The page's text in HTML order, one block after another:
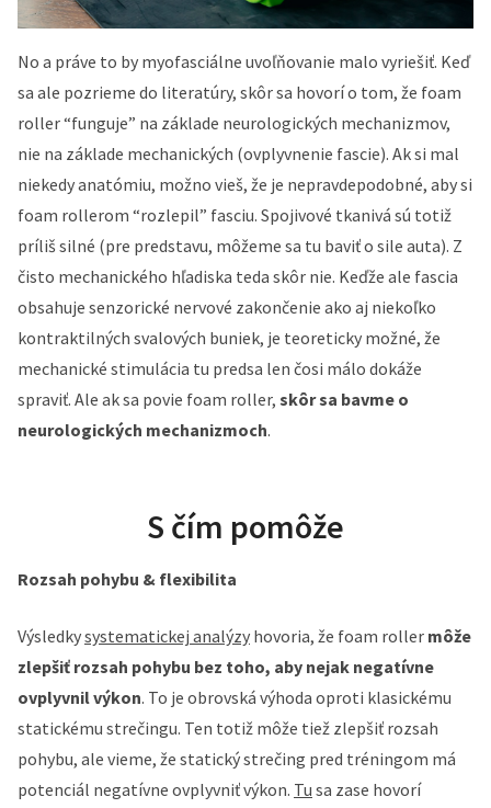
No a práve to by myofasciálne uvoľňovanie malo vyriešiť. Keď
sa ale pozrieme do literatúry, skôr sa hovorí o tom, že foam
roller “funguje” na základe neurologických mechanizmov,
nie na základe mechanických (ovplyvnenie fascie). Ak si mal
niekedy anatómiu, možno vieš, že je nepravdepodobné, aby si
foam rollerom “rozlepil” fasciu. Spojivové tkanivá sú totiž
príliš silné (pre predstavu, môžeme sa tu baviť o sile auta). Z
čisto mechanického hľadiska teda skôr nie. Keďže ale fascia
obsahuje senzorické nervové zakončenie ako aj niekoľko
kontraktilných svalových buniek, je teoreticky možné, že
mechanické stimulácia tu predsa len čosi málo dokáže
spraviť. Ale ak sa povie foam roller, skôr sa bavme o
neurologických mechanizmoch.
S čím pomôže
Rozsah pohybu & flexibilita
Výsledkysystematickej analýzy hovoria, že foam roller môže
zlepšiť rozsah pohybu bez toho, aby nejak negatívne
ovplyvnil výkon. To je obrovská výhoda oproti klasickému
statickému strečingu. Ten totiž môže tiež zlepšiť rozsah
pohybu, ale vieme, že statický strečing pred tréningom má
potenciál negatívne ovplyvniť výkon. Tu sa zase hovorí